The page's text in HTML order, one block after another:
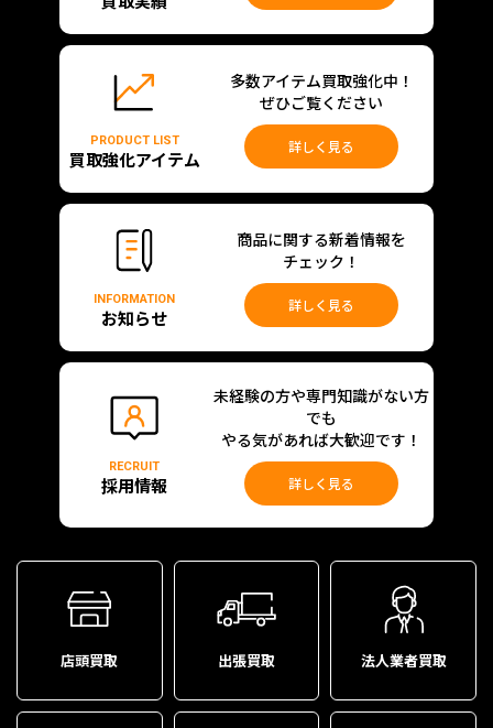
PRODUCT LIST
買取強化アイテム
多数アイテム買取強化中！
ぜひご覧ください
詳しく見る
INFORMATION
お知らせ
商品に関する新着情報を
チェック！
詳しく見る
RECRUIT
採用情報
未経験の方や専門知識がない方
でも
やる気があれば大歓迎です！
詳しく見る
店頭買取 出張買取 法人業者買取